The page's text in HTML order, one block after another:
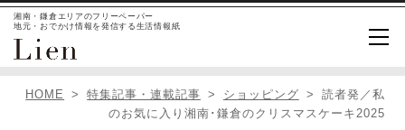
湘南・鎌倉エリアのフリーペーパー
地元・おでかけ情報を発信する生活情報紙
HOME 特集記事・連載記事 ショッピング
読者発／私
のお気に入り湘南･鎌倉のクリスマスケーキ2025